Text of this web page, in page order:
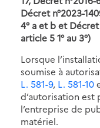
Décret n°2023-
4° a et b et
article 5 1° au 3°)
Lorsque
soumise à
L. 581-9, L. 581-10
d’autorisation est
l’entreprise de
matériel.